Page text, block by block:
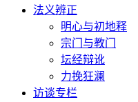
法义辨正
明心与初地释
宗门与教门
坛经辩讹
力挽狂澜
访谈专栏